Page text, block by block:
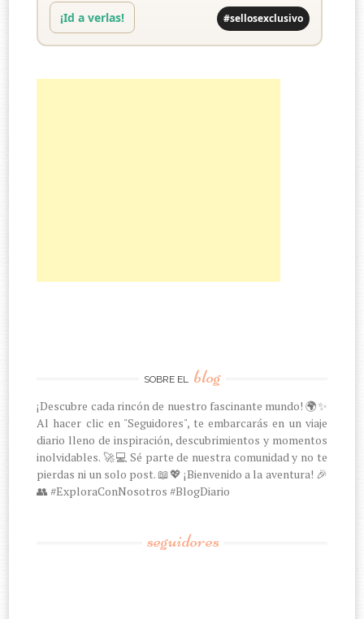
¡Id a verlas! #sellosexclusivo
SOBRE EL blog
¡Descubre cada rincón de nuestro fascinante mundo! 🌍✨
Al hacer clic en "Seguidores", te embarcarás en un viaje
diario lleno de inspiración, descubrimientos y momentos
inolvidables. 🚀💻 Sé parte de nuestra comunidad y no te
pierdas ni un solo post. 📖💖 ¡Bienvenido a la aventura! 🎉
👥 #ExploraConNosotros #BlogDiario
seguidores